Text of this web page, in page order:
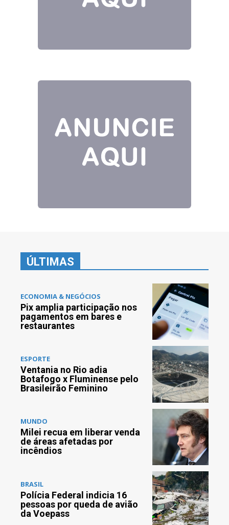
ÚLTIMAS
ECONOMIA & NEGÓCIOS
Pix amplia participação nos
pagamentos em bares e
restaurantes
ESPORTE
Ventania no Rio adia
Botafogo x Fluminense pelo
Brasileirão Feminino
MUNDO
Milei recua em liberar venda
de áreas afetadas por
incêndios
BRASIL
Polícia Federal indicia 16
pessoas por queda de avião
da Voepass